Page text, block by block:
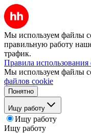
Мы используем файлы
правильную работу
трафик.
Правила
Мы используем файлы
файлов cookie
Понятно
Ищу работу
Ищу работу
Ищу работу